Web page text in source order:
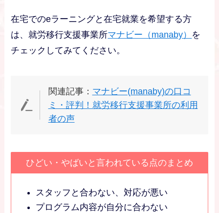
在宅でのeラーニングと在宅就業を希望する方
は、就労移行支援事業所マナビー（manaby） を
チェックしてみてください。
関連記事： マナビー(manaby)の口コ
ミ・評判！就労移行支援事業所の利用
者の声
ひどい・やばいと言われている点のまとめ
スタッフと合わない、対応が悪い
プログラム内容が自分に合わない